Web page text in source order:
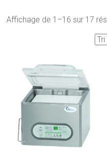
Materiels
bouche
Affichage de 1–16 sur 17